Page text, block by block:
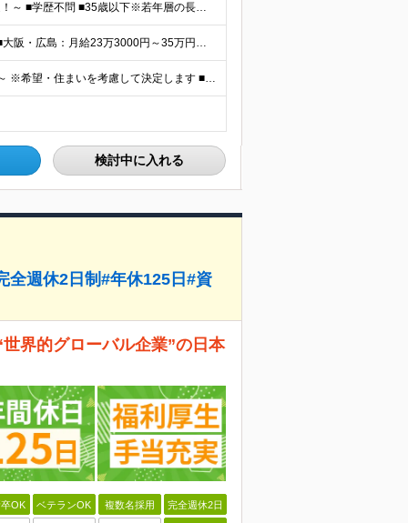
～業種・職種・社会人未経験の方や第二新卒の方も歓迎！～ ■学歴不問 ■35歳以下※若年層の長期キャリア形成を図るため ＼意欲重視の人物採用！ こんな方をお待ちしています／ ■チームでやり遂げる仕事が
★賞与年3回支給！過去に年間150万円の支給実績あり ■大阪・広島：月給23万3000円～35万円（固定残業代／月4万2000円～5万5000円含む） └試用期間中：月給22万5000円～（固定残業
～大阪・福岡・広島・東京の3拠点で募集中！転勤なし～ ※希望・住まいを考慮して決定します ■大阪支店 大阪府大阪市中央区瓦町3-3-16OWL瓦町ビル4Ｆ ■福岡本社 福岡県福岡市博多区博多駅東2
検討中に入れる
全週休2日制#年休125日#資
界的グローバル企業”の日本
OK ベテランOK 複数名採用 完全週休2日